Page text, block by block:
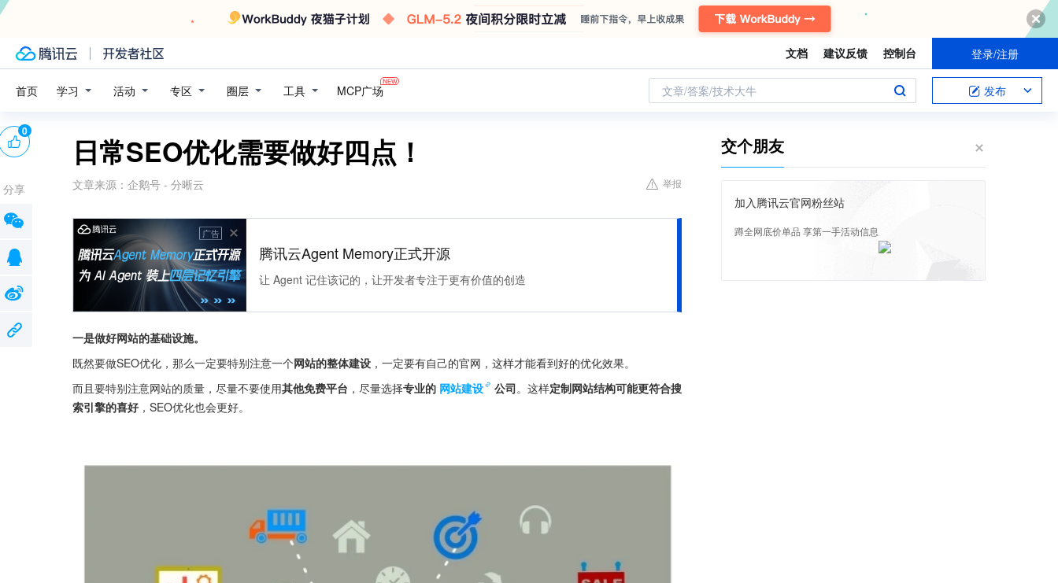
文档 建议反馈 控制台 登录/注册
首页 学习 活动 专区 圈层 工具 MCP广场 文章/答案/技术大牛 发布
日常SEO优化需要做好四点！
文章来源： 企鹅号 - 分晰云 举报
广告
腾讯云Agent Memory正式开源
让 Agent 记住该记的，让开发者专注于更有价值的创造
一是做好网站的基础设施。
既然要做SEO优化，那么一定要特别注意一个网站的整体建设 ，一定要有自己的官网，这样才能看到好的优化效果。
而且要特别注意网站的质量，尽量不要使用其他免费平台 ，尽量选择专业的 网站建设 公司。这样定制网站结构可能更符合搜
索引擎的喜好 ，SEO优化也会更好。
0
分享
交个朋友
加入腾讯云官网粉丝站
蹲全网底价单品 享第一手活动信息